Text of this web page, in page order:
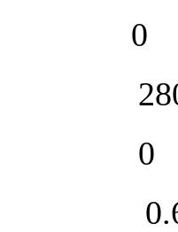
0
0